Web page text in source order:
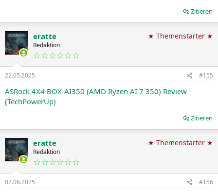
Zitieren
eratte
Redaktion
☆☆☆☆☆☆
★ Themenstarter ★
22.05.2025 #155
ASRock 4X4 BOX-AI350 (AMD Ryzen AI 7 350) Review
(TechPowerUp)
Zitieren
eratte
Redaktion
☆☆☆☆☆☆
★ Themenstarter ★
02.06.2025 #156